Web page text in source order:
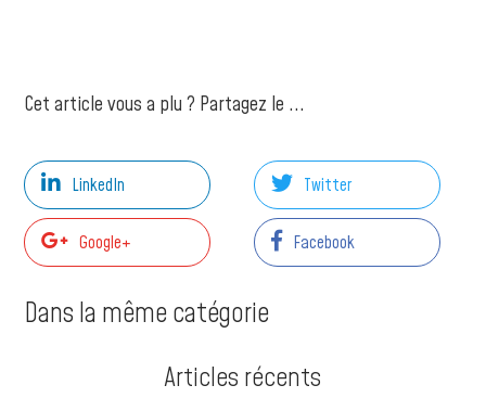
Cet article vous a plu ? Partagez le ...
LinkedIn Twitter
Google+ Facebook
Dans la même catégorie
Articles récents